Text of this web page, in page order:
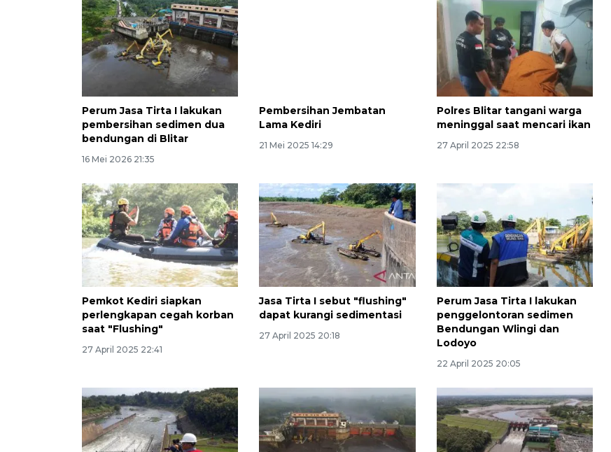
Perum Jasa Tirta I lakukan
pembersihan sedimen dua
bendungan di Blitar
16 Mei 2026 21:35
Pembersihan Jembatan
Lama Kediri
21 Mei 2025 14:29
Polres Blitar tangani warga
meninggal saat mencari ikan
27 April 2025 22:58
Pemkot Kediri siapkan
perlengkapan cegah korban
saat "Flushing"
27 April 2025 22:41
Jasa Tirta I sebut "flushing"
dapat kurangi sedimentasi
27 April 2025 20:18
Perum Jasa Tirta I lakukan
penggelontoran sedimen
Bendungan Wlingi dan
Lodoyo
22 April 2025 20:05
Vaksin HPV untuk siswa laki-
laki
2026-08-06 06:30:00